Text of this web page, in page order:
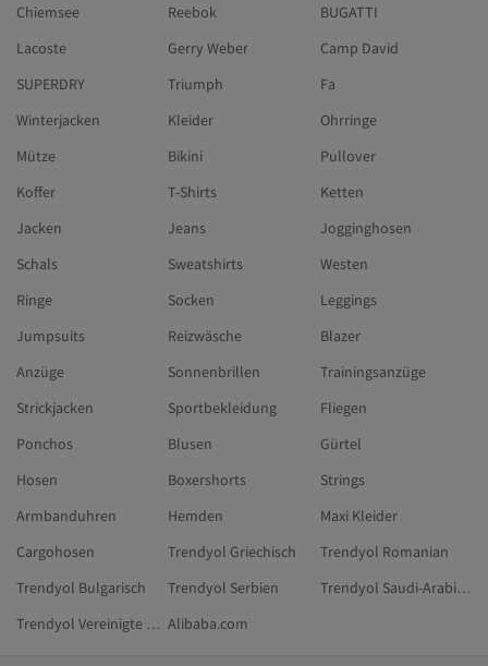
Chiemsee
Reebok
BUGATTI
Lacoste
Gerry Weber
Camp David
SUPERDRY
Triumph
Fa
Winterjacken
Kleider
Ohrringe
Mütze
Bikini
Pullover
Koffer
T-Shirts
Ketten
Jacken
Jeans
Jogginghosen
Schals
Sweatshirts
Westen
Ringe
Socken
Leggings
Jumpsuits
Reizwäsche
Blazer
Anzüge
Sonnenbrillen
Trainingsanzüge
Strickjacken
Sportbekleidung
Fliegen
Ponchos
Blusen
Gürtel
Hosen
Boxershorts
Strings
Armbanduhren
Hemden
Maxi Kleider
Cargohosen
Trendyol Griechisch
Trendyol Romanian
Trendyol Bulgarisch
Trendyol Serbien
Trendyol Saudi-Arabien
Trendyol Vereinigte Arabische Emirate Alibaba.com